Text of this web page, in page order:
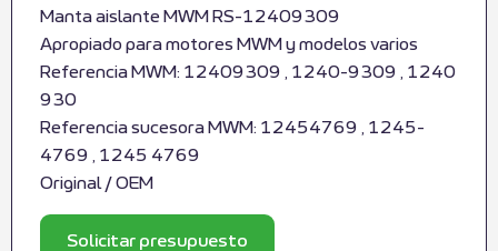
Manta aislante MWM RS-12409309
Apropiado para motores MWM y modelos varios
Referencia MWM: 12409309 , 1240-9309 , 1240
930
Referencia sucesora MWM: 12454769 , 1245-
4769 , 1245 4769
Original / OEM
Solicitar presupuesto